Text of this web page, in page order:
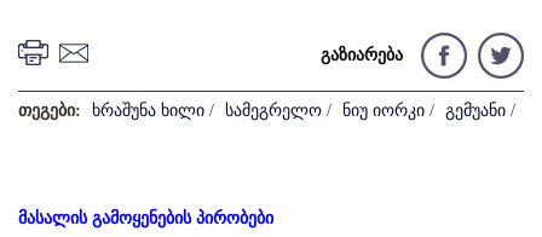
გაზიარება
თეგები: ხრაშუნა ხილი / სამეგრელო / ნიუ იორკი / გემუანი /
მასალის გამოყენების პირობები